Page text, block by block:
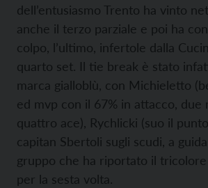
dell’entusiasmo Trento ha vinto
anche il terzo parziale e poi ha
colpo, l’ultimo, infertole dalla
quarto set. Il tie break è stato
marca gialloblù, con Michieletto
ed mvp con il 67% in attacco, due
quattro ace), Rychlicki (suo il
capitan Sbertoli sugli scudi, a
gruppo che ha riportato il tricolore
per la sesta volta.